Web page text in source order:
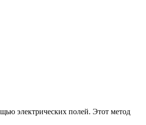
электрических полей. Этот метод